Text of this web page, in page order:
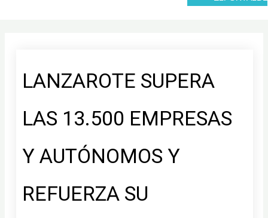
LANZAROTE SUPERA
LAS 13.500 EMPRESAS
Y AUTÓNOMOS Y
REFUERZA SU